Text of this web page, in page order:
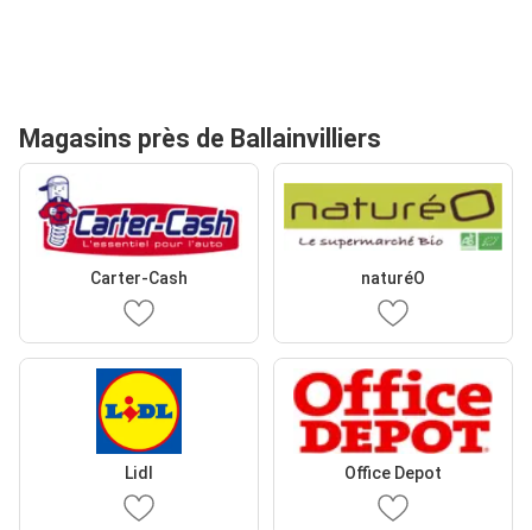
Magasins près de Ballainvilliers
Carter-Cash naturéO
Lidl Office Depot